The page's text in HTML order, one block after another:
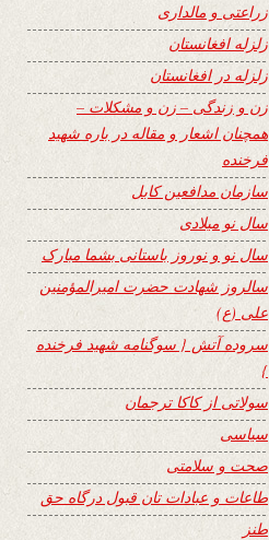
زراعتی و مالداری
زلزله افغانستان
زلزله در افغانستان
زن و زندگی – زن و مشکلات –
همچنان اشعار و مقاله در باره شهید
فرخنده
سازمان مدافعین کابل
سال نو میلادی
سال نو و نوروز باستانی بشما مبارک
سالروز شهادت حضرت امیرالمؤمنین
علی (ع)
سروده آتش { سوگنامه شهید فرخنده
}
سولاتی از کاکا ترجمان
سیاسی
صحت و سلامتی
طاعات و عبادات تان قبول درگاه حق
طنز